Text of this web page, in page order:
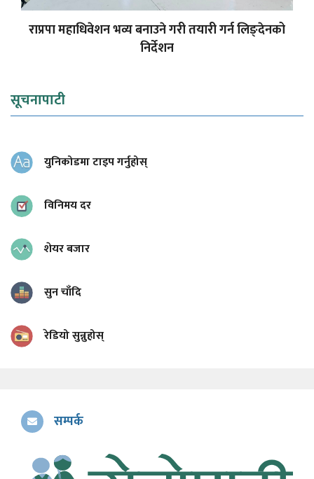
राप्रपा महाधिवेशन भव्य बनाउने गरी तयारी गर्न लिङ्देनको
निर्देशन
सूचनापाटी
युनिकोडमा टाइप गर्नुहोस्
विनिमय दर
शेयर बजार
सुन चाँदि
रेडियो सुन्नुहोस्
सम्पर्क